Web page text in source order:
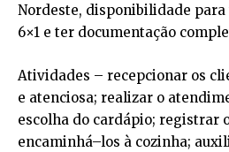
Nordeste, disponibilidade
6×1 e ter documentação
Atividades – recepcionar os
e atenciosa; realizar o
escolha do cardápio; registrar
encaminhá–los à cozinha;